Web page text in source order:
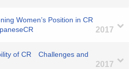
Women’s Position in CR
2017
of CR Challenges and
2017